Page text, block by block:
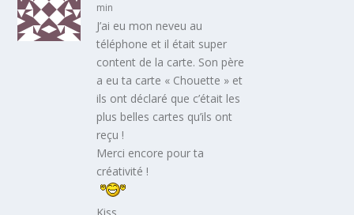
min
J’ai eu mon neveu au
téléphone et il était super
content de la carte. Son père
a eu ta carte « Chouette » et
ils ont déclaré que c’était les
plus belles cartes qu’ils ont
reçu !
Merci encore pour ta
créativité !